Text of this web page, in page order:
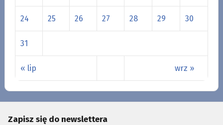
« lip wrz »
24 25 26 27 28 29 30
31
Zapisz się do newslettera